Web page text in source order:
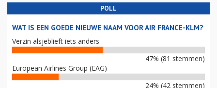
POLL
WAT IS EEN GOEDE NIEUWE NAAM VOOR AIR FRANCE-KLM?
Verzin alsjeblieft iets anders
47% (81 stemmen)
European Airlines Group (EAG)
24% (42 stemmen)